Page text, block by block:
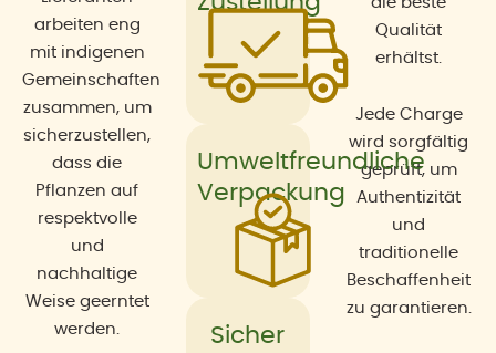
arbeiten eng
mit indigenen
Gemeinschaften
zusammen, um
sicherzustellen,
dass die
Pflanzen auf
respektvolle
und
nachhaltige
Weise geerntet
werden.
Umweltfreundliche
Verpackung
Sicher
Qualität
erhältst.
Jede Charge
wird sorgfältig
geprüft, um
Authentizität
und
traditionelle
Beschaffenheit
zu garantieren.